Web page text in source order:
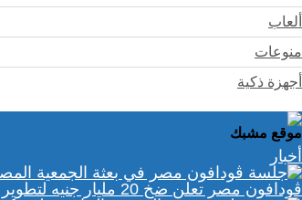
ألعاب
منوعات
أجهزة ذكية
موقع مشبك
أخبار
ڤودافون مصر تعلن ضخ 20 مليار جنيه لتطوير البنية التحتية الرقمية